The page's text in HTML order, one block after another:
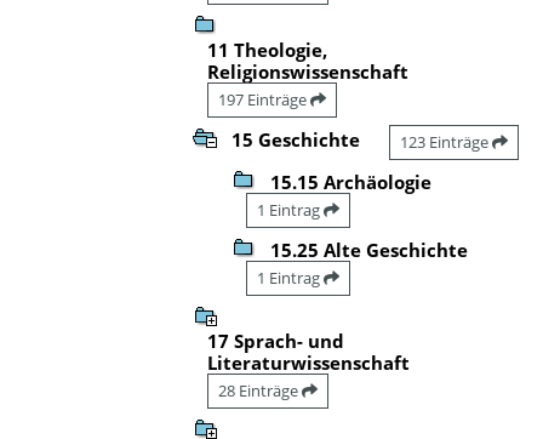
11 Theologie,
Religionswissenschaft
197 Einträge
15 Geschichte 123 Einträge
15.15 Archäologie
1 Eintrag
15.25 Alte Geschichte
1 Eintrag
17 Sprach- und
Literaturwissenschaft
28 Einträge